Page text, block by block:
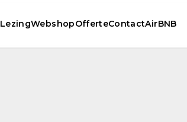
LezingWebshopOfferteContactAirBNB